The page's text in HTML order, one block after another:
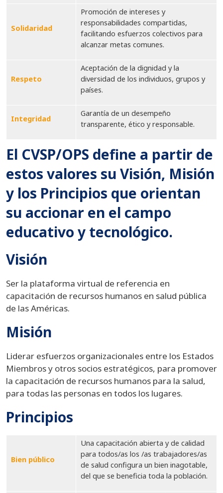
Solidaridad
Promoción de intereses y
responsabilidades compartidas,
facilitando esfuerzos colectivos para
alcanzar metas comunes.
Respeto
Aceptación de la dignidad y la
diversidad de los individuos, grupos y
países.
Integridad
Garantía de un desempeño
transparente, ético y responsable.
El CVSP/OPS define a partir de
estos valores su Visión, Misión
y los Principios que orientan
su accionar en el campo
educativo y tecnológico.
Visión
Ser la plataforma virtual de referencia en
capacitación de recursos humanos en salud pública
de las Américas.
Misión
Liderar esfuerzos organizacionales entre los Estados
Miembros y otros socios estratégicos, para promover
la capacitación de recursos humanos para la salud,
para todas las personas en todos los lugares.
Principios
Bien público
Una capacitación abierta y de calidad
para todos/as los /as trabajadores/as
de salud configura un bien inagotable,
del que se beneficia toda la población.